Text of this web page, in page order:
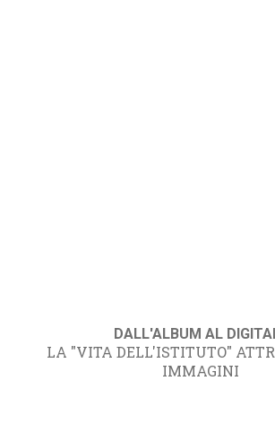
DALL'ALBUM AL
LA "VITA DELL'ISTITUTO"
IMMAGINI